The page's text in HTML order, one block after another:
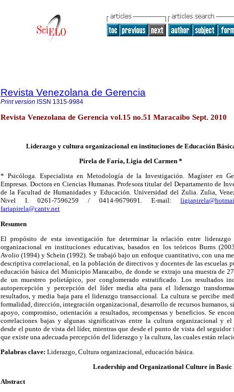
Revista Venezolana de Gerencia
Print version ISSN 1315-9984
Revista Venezolana de Gerencia vol.15 no.51 Maracaibo Sept. 2010
Liderazgo y cultura organizacional en instituciones de Educación
Pirela de Faría, Ligia del Carmen *
* Psicóloga. Especialista en Metodología de la Investigación. Magíster en
Empresas. Doctora en Ciencias Humanas. Profesora titular del Departamento de
de la Facultad de Humanidades y Educación. Universidad del Zulia. Zulia,
Nivel I. 0261-7596259 / 0414-9679691. E-mail:
fariapirela@cantv.net
Resumen
El propósito de esta investigación fue determinar la relación entre
organizacional en instituciones educativas, basados en los teóricos Burns
Avolio (1994) y Schein (1992). Se trabajó bajo un enfoque cuantitativo, con una
descriptiva correlacional, en la población de directivos y docentes de las escuelas
educación básica del Municipio Maracaibo, de donde se extrajo una muestra de
de un muestreo polietápico, por conglomerado estratificado. Los resultados
autopercepción y percepción del líder media alta para el liderazgo
resultados, y media baja para el liderazgo transaccional. La cultura se percibe
formalidad, dirección, integración organizacional, desarrollo de recursos humanos,
apoyo, compromiso, orientación a resultados, recompensas y beneficios. Se
correlaciones bajas y algunas significativas entre la cultura organizacional y el
desde el punto de vista del líder, mientras que desde el punto de vista del
que existe una adecuada percepción del liderazgo y la cultura, las cuales están
Palabras clave: Liderazgo, Cultura organizacional, educación básica.
Leadership and Organizational Culture in
Abstract